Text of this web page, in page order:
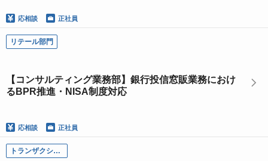
応相談 正社員
リテール部門
【コンサルティング業務部】銀行投信窓販業務におけ
るBPR推進・NISA制度対応
応相談 正社員
トランザクション・ビジネス本部